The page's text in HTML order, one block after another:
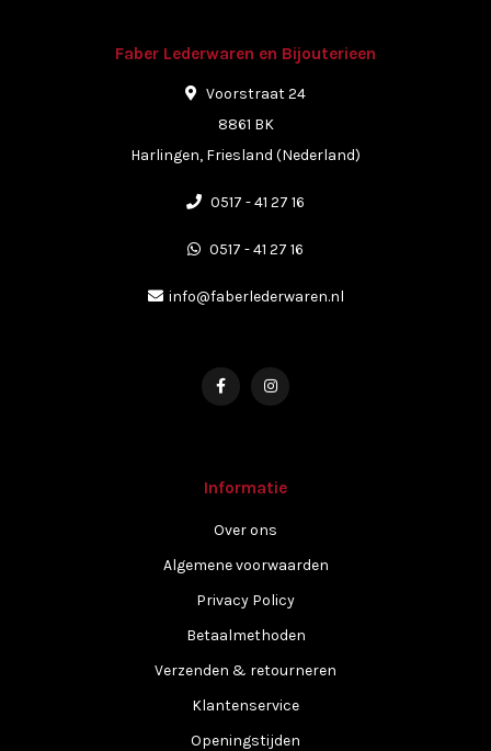
Faber Lederwaren en Bijouterieen
Voorstraat 24
8861 BK
Harlingen, Friesland (Nederland)
0517 - 41 27 16
0517 - 41 27 16
info@faberlederwaren.nl
Informatie
Over ons
Algemene voorwaarden
Privacy Policy
Betaalmethoden
Verzenden & retourneren
Klantenservice
Openingstijden